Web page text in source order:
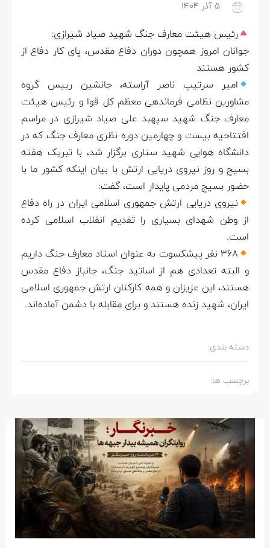
۵ آذر ۱۴۰۴
رئیس هیئت معارف جنگ شهید صیاد شیرازی:
جوانان امروز همچون دوران دفاع مقدس، پای کار دفاع از
کشور هستند
امیر سرتیپ ناصر آراسته، جانشین رییس گروه
مشاورین نظامی فرماندهی معظم کل قوا و رئیس هیئت
معارف جنگ شهید سپهبد علی صیاد شیرازی در مراسم
افتتاحیه بیست و چهارمین دوره نظری معارف جنگ که در
دانشگاه هوایی شهید ستاری برگزار شد، با تبریک هفته
بسیج و روز نیروی دریایی ارتش با بیان اینکه کشور ما با
حضور بسیج مردمی پایدار است‌‌، گفت:
نیروی دریایی ارتش جمهوری اسلامی ایران در راه دفاع
از وطن شهدای بسیاری را تقدیم انقلاب اسلامی کرده
است.
۳۶۸ نفر پیشکسوت به عنوان استاد معارف جنگ داریم
و البته تعدادی هم از اساتید جنگ، جانباز دفاع مقدس
هستند، این عزیزان و همه کارکنان ارتش جمهوری اسلامی
ایران، شهید زنده هستند و برای مقابله با دشمن آماده‌اند.
دسته بندی:
برچسب ها: